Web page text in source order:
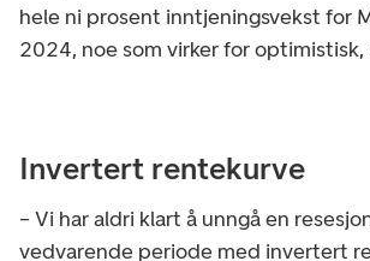
hele ni prosent inntjeningsvekst for
2024, noe som virker for optimistisk,
Invertert rentekurve
– Vi har aldri klart å unngå en
vedvarende periode med invertert